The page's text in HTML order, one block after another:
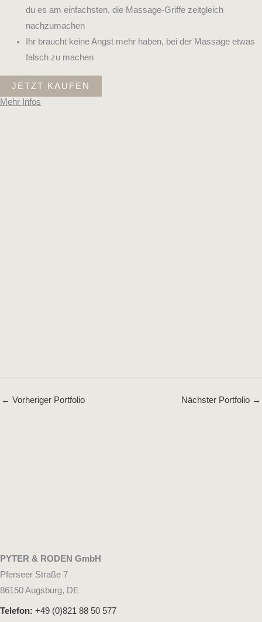
du es am einfachsten, die Massage-Griffe zeitgleich
nachzumachen
Ihr braucht keine Angst mehr haben, bei der Massage etwas
falsch zu machen
JETZT KAUFEN
Mehr Infos
← Vorheriger Portfolio Nächster Portfolio →
PYTER & RODEN GmbH
Pferseer Straße 7
86150 Augsburg, DE
Telefon: +49 (0)821 88 50 577